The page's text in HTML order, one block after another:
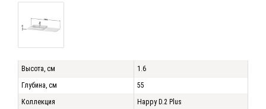
Высота, см
1.6
Глубина, см
55
Коллекция
Happy D.2 Plus